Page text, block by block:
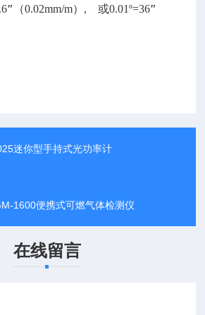
″ （0.02mm/m）, 或0.01º=36″
迷你型手持式光功率计
1600便携式可燃气体检测仪
在线留言